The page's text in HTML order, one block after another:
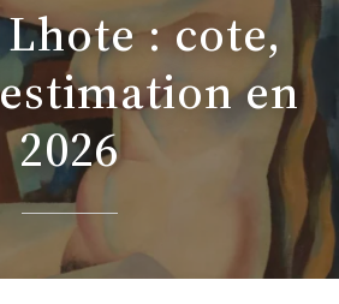
: cote,
en
2026